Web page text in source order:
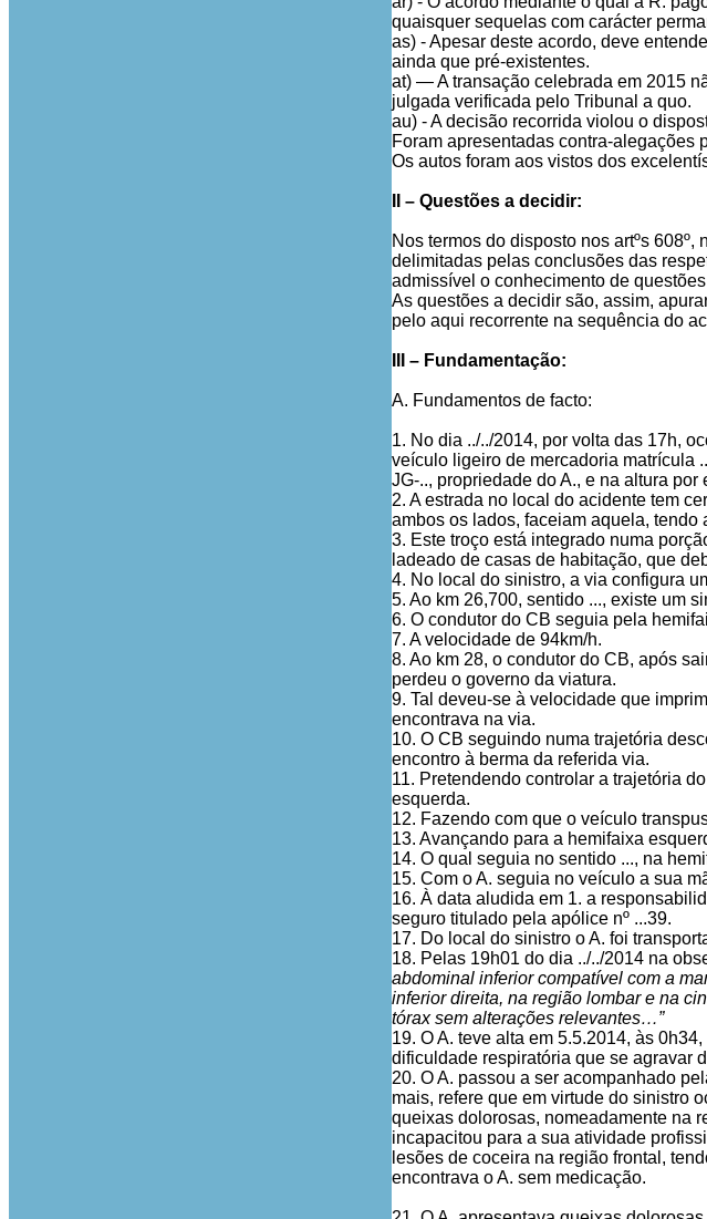
quaisquer sequelas com carácter
as) - Apesar deste acordo, deve
ainda que pré-existentes.
at) — A transação celebrada em 2015
julgada verificada pelo Tribunal a quo.
au) - A decisão recorrida violou o
Foram apresentadas contra-alegações
Os autos foram aos vistos dos
II – Questões a decidir:
Nos termos do disposto nos artºs 608º,
delimitadas pelas conclusões das
admissível o conhecimento de
As questões a decidir são, assim,
pelo aqui recorrente na sequência do
III – Fundamentação:
A. Fundamentos de facto:
1. No dia ../../2014, por volta das 17h,
veículo ligeiro de mercadoria matrícula
JG-.., propriedade do A., e na altura por
2. A estrada no local do acidente tem
ambos os lados, faceiam aquela,
3. Este troço está integrado numa
ladeado de casas de habitação, que
4. No local do sinistro, a via configura
5. Ao km 26,700, sentido ..., existe um
6. O condutor do CB seguia pela
7. A velocidade de 94km/h.
8. Ao km 28, o condutor do CB, após
perdeu o governo da viatura.
9. Tal deveu-se à velocidade que
encontrava na via.
10. O CB seguindo numa trajetória
encontro à berma da referida via.
11. Pretendendo controlar a trajetória
esquerda.
12. Fazendo com que o veículo
13. Avançando para a hemifaixa
14. O qual seguia no sentido ..., na
15. Com o A. seguia no veículo a sua
16. À data aludida em 1. a
seguro titulado pela apólice nº ...39.
17. Do local do sinistro o A. foi
18. Pelas 19h01 do dia ../../2014 na
abdominal inferior compatível com a
inferior direita, na região lombar e na
tórax sem alterações relevantes…”
19. O A. teve alta em 5.5.2014, às
dificuldade respiratória que se agravar
20. O A. passou a ser acompanhado
mais, refere que em virtude do sinistro
queixas dolorosas, nomeadamente na
incapacitou para a sua atividade
lesões de coceira na região frontal,
encontrava o A. sem medicação.